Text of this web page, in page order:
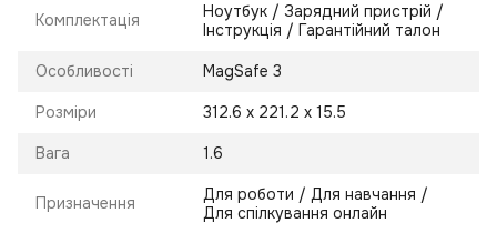
Комплектація
Ноутбук / Зарядний пристрій /
Інструкція / Гарантійний талон
Особливості MagSafe 3
Розміри 312.6 х 221.2 х 15.5
Вага 1.6
Призначення
Для роботи / Для навчання /
Для спілкування онлайн